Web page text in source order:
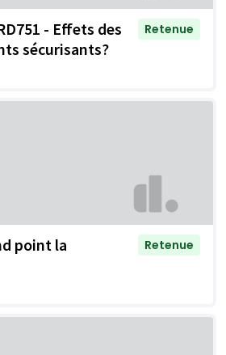
- Effets des
sécurisants?
Retenue
point la
Retenue